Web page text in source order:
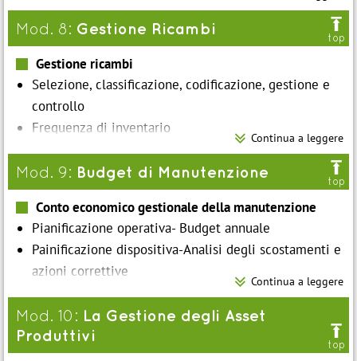
Monitoraggio: misurazione e controllo
Mod. 8: Gestione Ricambi 
top
Gestione ricambi
Selezione, classificazione, codificazione, gestione e
controllo
Frequenza di inventario
Norma UNI e KPI
Ottimizzazione gestione scorte di magazzino
Congruenza tra politica manutentiva e gestione
ricambi
Continua a leggere
Mod. 9: Budget di Manutenzione 
top
Conto economico gestionale della manutenzione
Pianificazione operativa- Budget annuale
Painificazione dispositiva-Analisi degli scostamenti e
azioni correttive
Il controllo budgetario della manutenzione
KPI economici della manutenzione
Continua a leggere
Mod. 10: La Gestione degli Asset
Produttivi

top